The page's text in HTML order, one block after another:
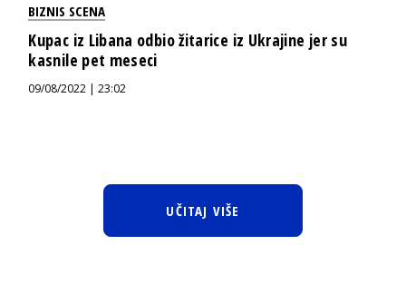
BIZNIS SCENA
Kupac iz Libana odbio žitarice iz Ukrajine jer su
kasnile pet meseci
09/08/2022 | 23:02
UČITAJ VIŠE